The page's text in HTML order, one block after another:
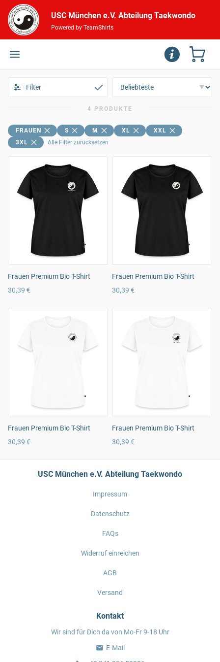
USC München e.V. Abteilung Taekwondo
Powered by TeamShirts
Filter
4 PRODUKTE
FRAUEN S M XL
XXL
3XL
Alle Filter zurücksetzen
Frauen Premium Bio T-Shirt
30,39 €
Frauen Premium Bio T-Shirt
30,39 €
Frauen Premium Bio T-Shirt
30,39 €
Frauen Premium Bio T-Shirt
30,39 €
USC München e.V. Abteilung Taekwondo
Impressum
Datenschutz
FAQs
Widerruf einreichen
AGB
Versand
Kontakt
Wir sind für Dich da von Mo-Fr 9-18 Uhr
E-Mail